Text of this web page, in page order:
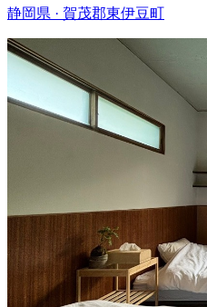
静岡県 · 賀茂郡東伊豆町